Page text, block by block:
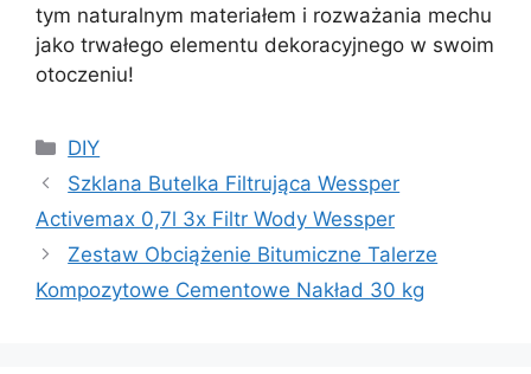
tym naturalnym materiałem i rozważania mechu
jako trwałego elementu dekoracyjnego w swoim
otoczeniu!
Kategorie
DIY
Szklana Butelka Filtrująca Wessper
Activemax 0,7l 3x Filtr Wody Wessper
Zestaw Obciążenie Bitumiczne Talerze
Kompozytowe Cementowe Nakład 30 kg